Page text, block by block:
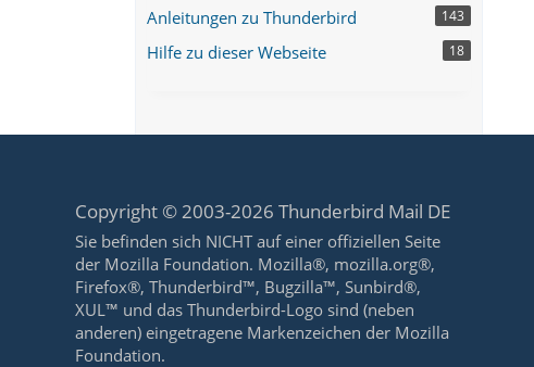
Anleitungen zu Thunderbird 143
Hilfe zu dieser Webseite 18
Copyright © 2003-2026 Thunderbird Mail DE
Sie befinden sich NICHT auf einer offiziellen Seite
der Mozilla Foundation. Mozilla®, mozilla.org®,
Firefox®, Thunderbird™, Bugzilla™, Sunbird®,
XUL™ und das Thunderbird-Logo sind (neben
anderen) eingetragene Markenzeichen der Mozilla
Foundation.